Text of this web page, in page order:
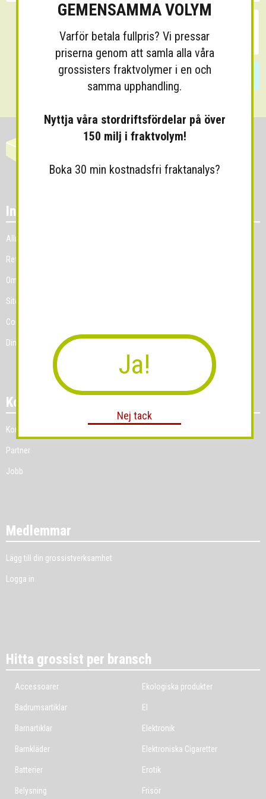
Information
Allmänna villkor
Referenskunder
Om Grossist.se
Sitemap
Cookies
Dina Cookie-prefenser
Kontakt
Kontakt
Partner
Jobb
Medlemmar
Lägg till din grossistverksamhet
Logga in
Hitta grossist per bransch
Accessoarer
Badrumsartiklar
Barnartiklar
Barnkläder
Batterier
Belysning
Ekologiska produkter
El
Elektronik
Elektroniska Cigaretter
Erotik
Frisör
GEMENSAMMA VOLYM
Varför betala fullpris? Vi pressar
priserna genom att samla alla våra
grossisters fraktvolymer i en och
samma upphandling.
Nyttja våra stordriftsfördelar på över
150 milj i fraktvolym!
Boka 30 min kostnadsfri fraktanalys?
Ja!
Nej tack